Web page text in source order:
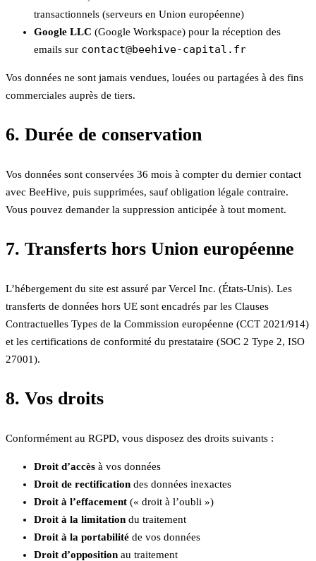
transactionnels (serveurs en Union européenne)
Google LLC (Google Workspace) pour la réception des
emails sur contact@beehive-capital.fr
Vos données ne sont jamais vendues, louées ou partagées à des fins
commerciales auprès de tiers.
6. Durée de conservation
Vos données sont conservées 36 mois à compter du dernier contact
avec BeeHive, puis supprimées, sauf obligation légale contraire.
Vous pouvez demander la suppression anticipée à tout moment.
7. Transferts hors Union européenne
L’hébergement du site est assuré par Vercel Inc. (États-Unis). Les
transferts de données hors UE sont encadrés par les Clauses
Contractuelles Types de la Commission européenne (CCT 2021/914)
et les certifications de conformité du prestataire (SOC 2 Type 2, ISO
27001).
8. Vos droits
Conformément au RGPD, vous disposez des droits suivants :
Droit d’accès à vos données
Droit de rectification des données inexactes
Droit à l’effacement (« droit à l’oubli »)
Droit à la limitation du traitement
Droit à la portabilité de vos données
Droit d’opposition au traitement